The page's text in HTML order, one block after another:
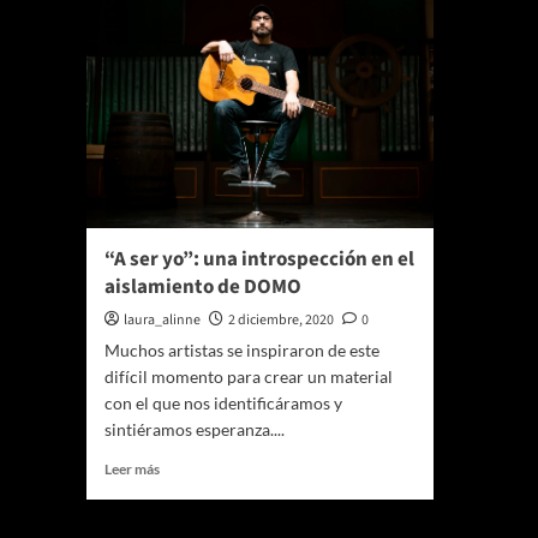
“A ser yo”: una introspección en el
aislamiento de DOMO
laura_alinne 2 diciembre, 2020
0
Muchos artistas se inspiraron de este
difícil momento para crear un material
con el que nos identificáramos y
sintiéramos esperanza....
Leer másLeer